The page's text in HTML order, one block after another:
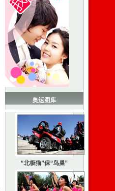
奥运图库
“北极猫”保“鸟巢”